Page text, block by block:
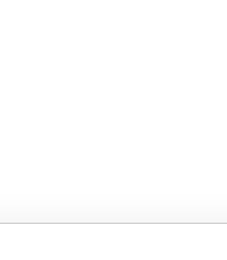
はありますが、色々頑張っ